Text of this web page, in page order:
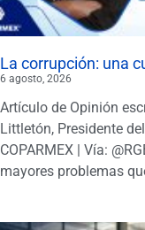
La corrupción: una
6 agosto, 2026
Artículo de Opinión
Littletón, Presidente
COPARMEX | Vía:
mayores problemas